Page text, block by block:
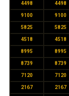
4498 4498
9100 9100
5825 5825
4518 4518
8995 8995
8739 8739
7120 7120
2167 2167